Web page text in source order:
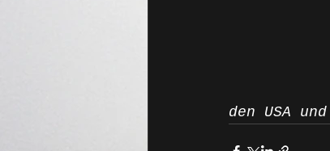
den USA